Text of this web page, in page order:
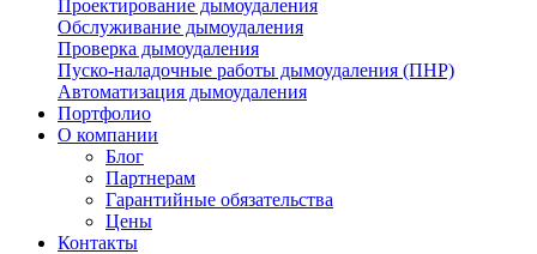
Проектирование дымоудаления
Обслуживание дымоудаления
Проверка дымоудаления
Пуско-наладочные работы дымоудаления (ПНР)
Автоматизация дымоудаления
Портфолио
О компании
Блог
Партнерам
Гарантийные обязательства
Цены
Контакты